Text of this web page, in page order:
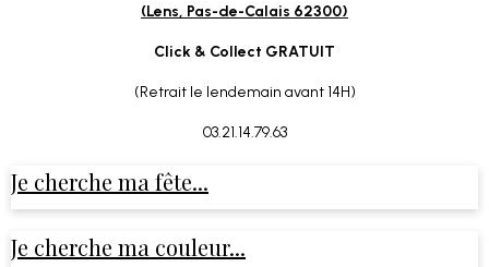
(Lens, Pas-de-Calais 62300)
Click & Collect GRATUIT
(Retrait le lendemain avant 14H)
03.21.14.79.63
Je cherche ma fête...
Je cherche ma couleur...